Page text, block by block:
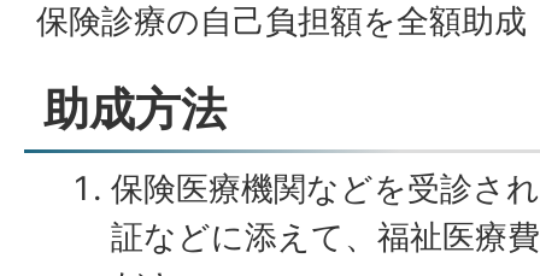
保険診療の自己負担額を全額助成
助成方法
保険医療機関などを受診さ
証などに添えて、福祉医療